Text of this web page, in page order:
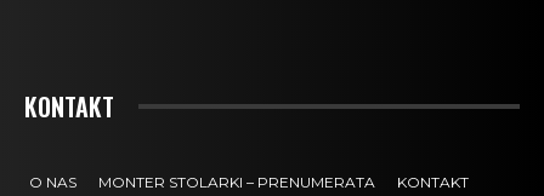
KONTAKT
O NAS MONTER STOLARKI – PRENUMERATA KONTAKT